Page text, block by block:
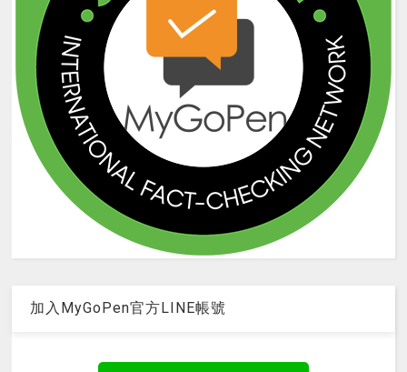
加入MyGoPen官方LINE帳號